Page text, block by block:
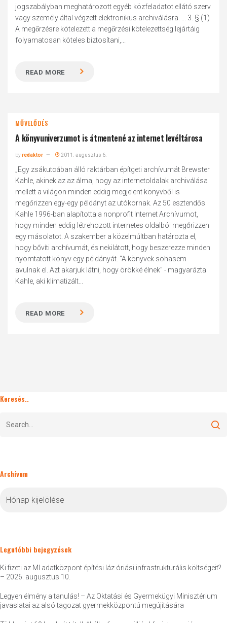
jogszabályban meghatározott egyéb közfeladatot ellátó szerv
vagy személy által végzett elektronikus archiválásra. ... 3. § (1)
A megőrzésre kötelezett a megőrzési kötelezettség lejártáig
folyamatosan köteles biztosítani,...
READ MORE
MŰVELŐDÉS
A könyvuniverzumot is átmentené az internet levéltárosa
byredaktor 2011. augusztus 6.
„Egy zsákutcában álló raktárban építgeti archívumát Brewster
Kahle, akinek az az álma, hogy az internetoldalak archiválása
mellett a világon minden eddig megjelent könyvből is
megőrizzen egy-egy példányt az utókornak. Az 50 esztendős
Kahle 1996-ban alapította a nonprofit Internet Archívumot,
hogy minden eddig létrehozott internetes oldalból megőrizzen
egy másolatot. A szakember a közelmúltban határozta el,
hogy bővíti archívumát, és nekilátott, hogy beszerezze minden
nyomtatott könyv egy példányát. "A könyvek sohasem
avulnak el. Azt akarjuk látni, hogy örökké élnek" - magyarázta
Kahle, aki klimatizált...
READ MORE
Keresés..
Archívum
Legutóbbi bejegyzések
Ki fizeti az MI adatközpont építési láz óriási infrastrukturális költségeit?
– 2026. augusztus 10.
Legyen élmény a tanulás! – Az Oktatási és Gyermekügyi Minisztérium
javaslatai az alsó tagozat gyermekközpontú megújítására